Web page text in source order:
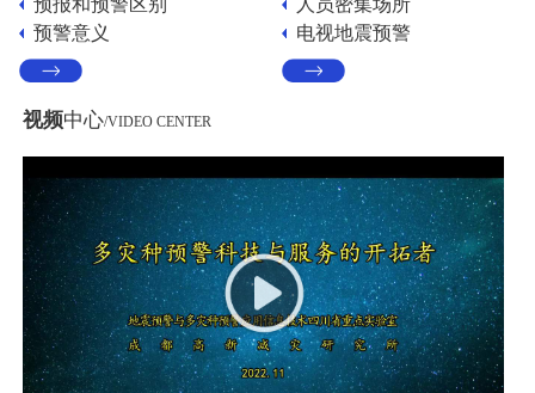
预报和预警区别
预警意义
人员密集场所
电视地震预警
视频中心/VIDEO CENTER